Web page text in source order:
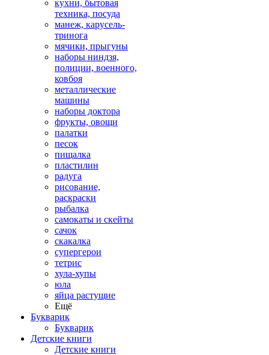
кухни, бытовая
техника, посуда
манеж, карусель-
тринога
мячики, прыгуны
наборы ниндзя,
полиции, военного,
ковбоя
металлические
машины
наборы доктора
фрукты, овощи
палатки
песок
пищалка
пластилин
радуга
рисование,
раскраски
рыбалка
самокаты и скейты
сачок
скакалка
супергерои
тетрис
хула-хупы
юла
яйца растущие
Ещё
Букварик
Букварик
Детские книги
Детские книги